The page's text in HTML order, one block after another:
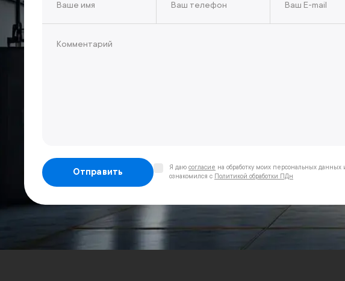
Отправить Я даю согласие на обработку моих персональных данных
ознакомился с Политикой обработки ПДн